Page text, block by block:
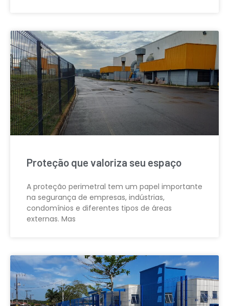
Proteção que valoriza seu espaço
A proteção perimetral tem um papel importante
na segurança de empresas, indústrias,
condomínios e diferentes tipos de áreas
externas. Mas